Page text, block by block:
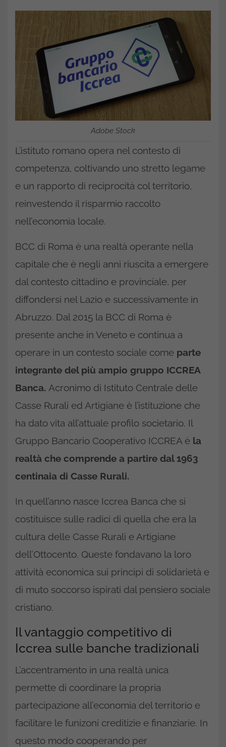
Adobe Stock
L’istituto romano opera nel contesto di
competenza, coltivando uno stretto legame
e un rapporto di reciprocità col territorio,
reinvestendo il risparmio raccolto
nell’economia locale.
BCC di Roma è una realtà operante nella
capitale che è negli anni riuscita a emergere
dal contesto cittadino e provinciale, per
diffondersi nel Lazio e successivamente in
Abruzzo. Dal 2015 la BCC di Roma è
presente anche in Veneto e continua a
operare in un contesto sociale come parte
integrante del più ampio gruppo ICCREA
Banca. Acronimo di Istituto Centrale delle
Casse Rurali ed Artigiane è l’istituzione che
ha dato vita all’attuale profilo societario. Il
Gruppo Bancario Cooperativo ICCREA è la
realtà che comprende a partire dal 1963
centinaia di Casse Rurali.
In quell’anno nasce Iccrea Banca che si
costituisce sulle radici di quella che era la
cultura delle Casse Rurali e Artigiane
dell’Ottocento. Queste fondavano la loro
attività economica sui principi di solidarietà e
di muto soccorso ispirati dal pensiero sociale
cristiano.
Il vantaggio competitivo di
Iccrea sulle banche tradizionali
L’accentramento in una realtà unica
permette di coordinare la propria
partecipazione all’economia del territorio e
facilitare le funizoni creditizie e finanziarie. In
questo modo cooperando per